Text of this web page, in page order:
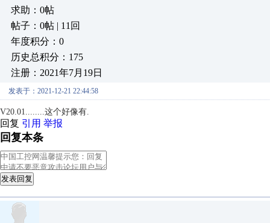
求助：0帖
帖子：0帖 | 11回
年度积分：0
历史总积分：175
注册：2021年7月19日
发表于：2021-12-21 22:44:58
V20.01........这个好像有.
回复 引用 举报
回复本条
发表回复